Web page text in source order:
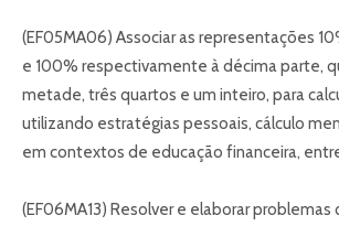
(EF05MA06) Associar as representações
e 100% respectivamente à décima parte,
metade, três quartos e um inteiro, para
utilizando estratégias pessoais, cálculo
em contextos de educação financeira,
(EF06MA13) Resolver e elaborar problemas